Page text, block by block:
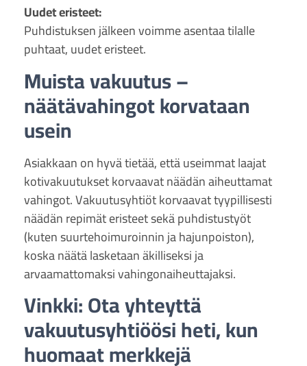
Uudet eristeet:
Puhdistuksen jälkeen voimme asentaa tilalle
puhtaat, uudet eristeet.
Muista vakuutus –
näätävahingot korvataan
usein
Asiakkaan on hyvä tietää, että useimmat laajat
kotivakuutukset korvaavat näädän aiheuttamat
vahingot. Vakuutusyhtiöt korvaavat tyypillisesti
näädän repimät eristeet sekä puhdistustyöt
(kuten suurtehoimuroinnin ja hajunpoiston),
koska näätä lasketaan äkilliseksi ja
arvaamattomaksi vahingonaiheuttajaksi.
Vinkki: Ota yhteyttä
vakuutusyhtiöösi heti, kun
huomaat merkkejä